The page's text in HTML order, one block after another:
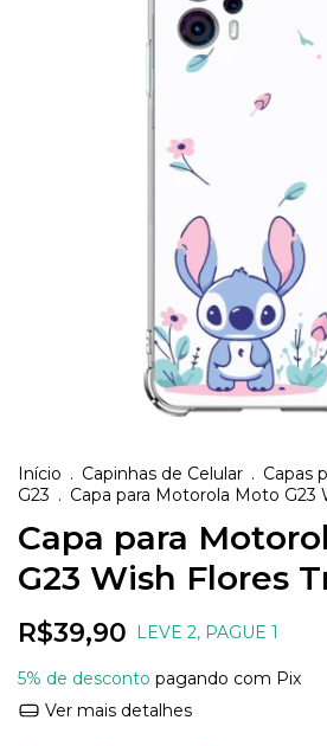
Início . Capinhas de Celular . Capas
G23 . Capa para Motorola Moto G23
Capa para
G23 Wish Flores
R$39,90 LEVE 2, PAGUE 1
5% de desconto pagando com Pix
Ver mais detalhes